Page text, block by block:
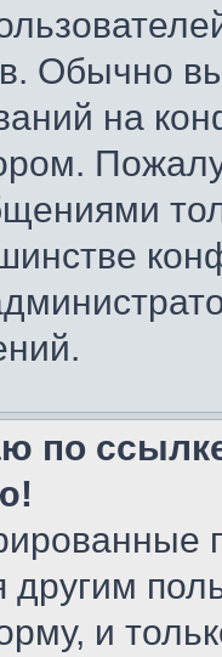
Обычно
на
по
и